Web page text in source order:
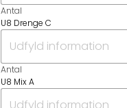
Antal
U8 Drenge C
Antal
U8 Mix A